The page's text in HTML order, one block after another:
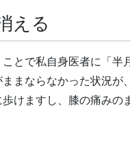
える
とで私自身医者に「半
まならなかった状況が
けますし、膝の痛みの